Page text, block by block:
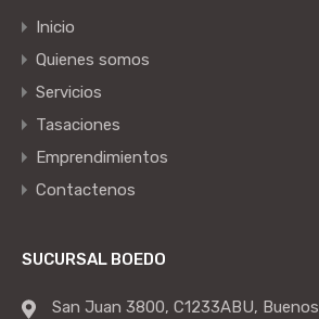
Inicio
Quienes somos
Servicios
Tasaciones
Emprendimientos
Contactenos
SUCURSAL BOEDO
San Juan 3800, C1233ABU, Buenos